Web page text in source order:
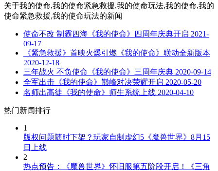
关于我的使命,我的使命紧急救援,我的使命玩法,我的使命,我的
使命紧急救援,我的使命玩法的新闻
使命不改 制霸四海《我的使命》四周年庆典开启 2021-
09-17
《紧急救援》首映火爆引燃《我的使命》联动全新版本
2020-12-18
三年战火 不负使命《我的使命》三周年庆典 2020-09-14
全军出击《我的使命》巅峰对决荣耀开启 2020-05-20
名师出高徒《我的使命》师生系统上线 2020-04-10
热门新闻排行
1
版权问题随时下架？玩家自制虚幻5《魔兽世界》8月15
日上线
2
热点预告：《魔兽世界》怀旧服第五阶段开启！《三角